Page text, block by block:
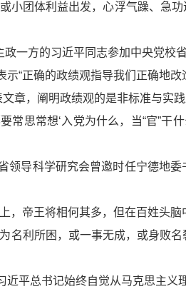
小团体利益出发，心浮气躁、急
一方的习近平同志参加中央党校
示“正确的政绩观指导我们正确地
章，阐明政绩观的是非标准与实践
常思常想‘入党为什么，当“官”
领导科学研究会曾邀时任宁德地
，帝王将相何其多，但在百姓头
名利所困，或一事无成，或身败
近平总书记始终自觉从马克思主义